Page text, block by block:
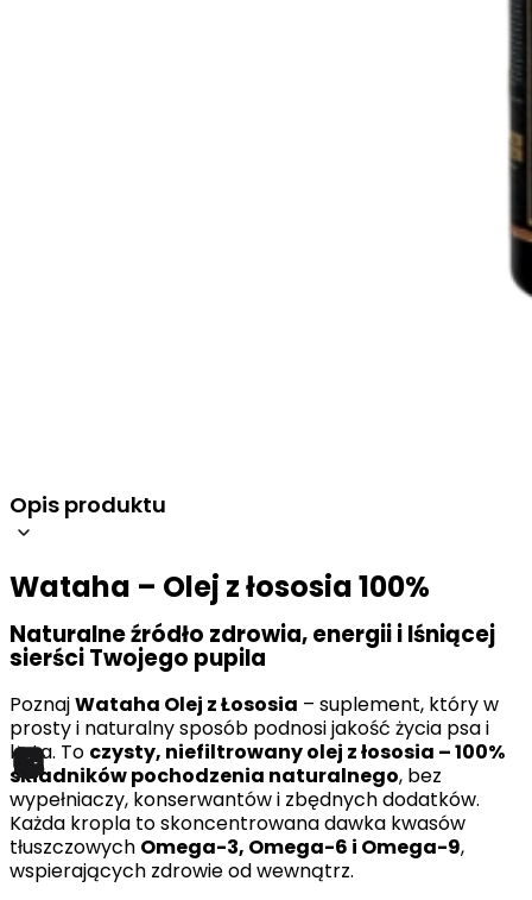
Opis produktu
Wataha – Olej z łososia 100%
Naturalne źródło zdrowia, energii i lśniącej
sierści Twojego pupila
PoznajWataha Olej z Łososia – suplement, który w
prosty i naturalny sposób podnosi jakość życia psa i
kota. To czysty, niefiltrowany olej z łososia – 100%
składników pochodzenia naturalnego, bez
wypełniaczy, konserwantów i zbędnych dodatków.
Każda kropla to skoncentrowana dawka kwasów
tłuszczowych Omega-3, Omega-6 i Omega-9,
wspierających zdrowie od wewnątrz.